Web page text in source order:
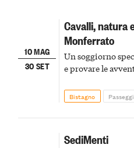
10 MAG
30 SET
Cavalli, natura
Monferrato
Un soggiorno
e provare le
Bistagno
SediMenti